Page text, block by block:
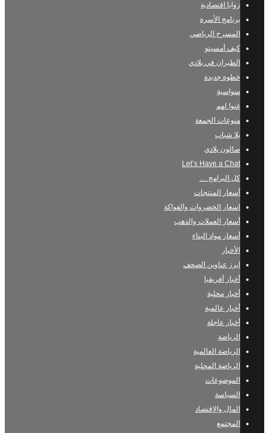
زوايا اقتصادية
برنامج الأسرة
المسرح الرياضي
كيف أمسيتو
الطيران في بلادي
خطوة جديدة
سواسية
غنوا لهم
منوعات الجمعة
يلا شباب
صالون بلادي
Let’s Have a Chat
كل البرامج …
أسعار المنتجات
اسعار الخضروات والفواكة
أسعار العملات والذهب
أسعار مواد البناء
الأخبار
ابرز عناوين الصحف
أخبار أفريقيا
أخبار محلية
أخبار عالمية
أخبار عاجلة
الرياضة
الرياضة العالمية
الرياضة المحلية
الموضوعات
السياسة
المال والإقتصاد
المجتمع